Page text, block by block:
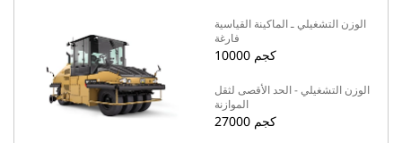
الوزن التشغيلي ـ الماكينة القياسية
فارغة
10000 كجم
الوزن التشغيلي - الحد الأقصى لثقل
الموازنة
27000 كجم